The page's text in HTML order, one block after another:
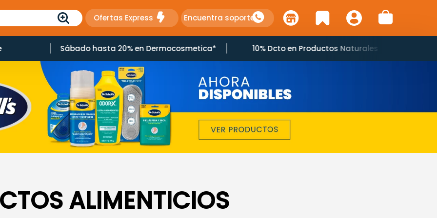
Ofertas Express Encuentra soporte
Sábado hasta 20% en Dermocosmetica* 10% Dcto en Productos Naturales
ALIMENTICIOS